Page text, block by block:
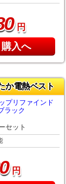
円
入へ
か電熱ベスト
プリファインド
ラック
セット
円